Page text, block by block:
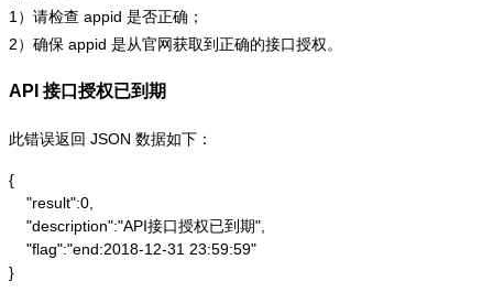
1）请检查 appid 是否正确；
2）确保 appid 是从官网获取到正确的接口授权。
API 接口授权已到期
此错误返回 JSON 数据如下：
{
    "result":0,
    "description":"API接口授权已到期",
    "flag":"end:2018-12-31 23:59:59"
}